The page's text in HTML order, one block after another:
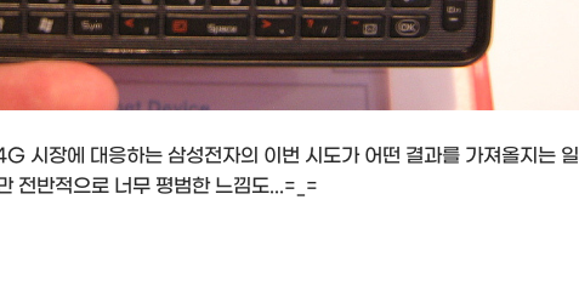
장에 대응하는 삼성전자의 이번 시도가 어떤 결과를 가져올지는 일
전반적으로 너무 평범한 느낌도...=_=